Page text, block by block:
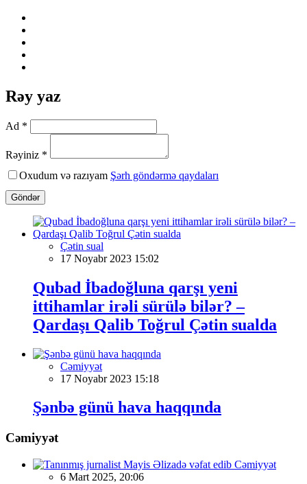
Rəy yaz
Ad *
Rəyiniz *
Oxudum və razıyam Şərh göndərmə qaydaları
Göndər
Çətin sual
17 Noyabr 2023 15:02
Qubad İbadoğluna qarşı yeni
ittihamlar irəli sürülə bilər? –
Qardaşı Qalib Toğrul Çətin sualda
Cəmiyyət
17 Noyabr 2023 15:18
Şənbə günü hava haqqında
Cəmiyyət
Cəmiyyət
6 Mart 2025, 20:06